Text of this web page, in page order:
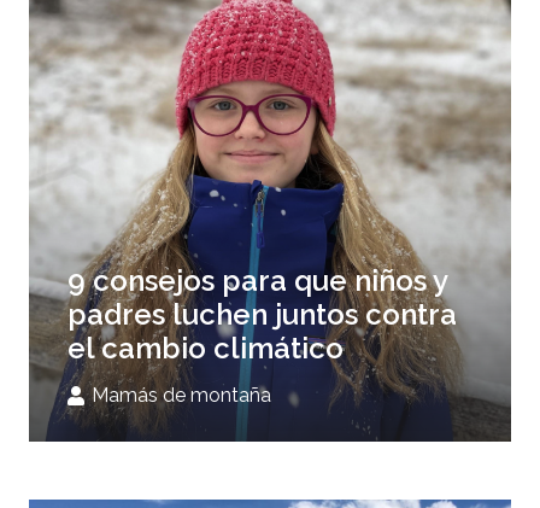
9 consejos para que niños y
padres luchen juntos contra
el cambio climático
Mamás de montaña